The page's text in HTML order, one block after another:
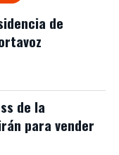
de
de la
para vender